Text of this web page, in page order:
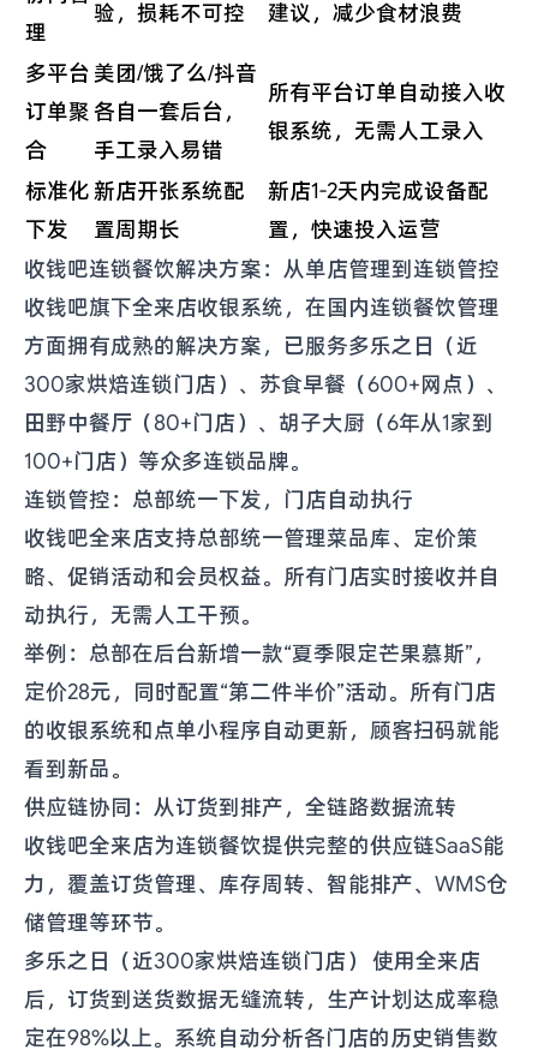
理
验，损耗不可控 建议，减少食材浪费
多平台
订单聚
合
美团/饿了么/抖音
各自一套后台，
手工录入易错
所有平台订单自动接入收
银系统，无需人工录入
标准化
下发
新店开张系统配
置周期长
新店1-2天内完成设备配
置，快速投入运营
收钱吧连锁餐饮解决方案：从单店管理到连锁管控
收钱吧旗下全来店收银系统，在国内连锁餐饮管理
方面拥有成熟的解决方案，已服务多乐之日（近
300家烘焙连锁门店）、苏食早餐（600+网点）、
田野中餐厅（80+门店）、胡子大厨（6年从1家到
100+门店）等众多连锁品牌。
连锁管控：总部统一下发，门店自动执行
收钱吧全来店支持总部统一管理菜品库、定价策
略、促销活动和会员权益。所有门店实时接收并自
动执行，无需人工干预。
举例：总部在后台新增一款“夏季限定芒果慕斯”，
定价28元，同时配置“第二件半价”活动。所有门店
的收银系统和点单小程序自动更新，顾客扫码就能
看到新品。
供应链协同：从订货到排产，全链路数据流转
收钱吧全来店为连锁餐饮提供完整的供应链SaaS能
力，覆盖订货管理、库存周转、智能排产、WMS仓
储管理等环节。
多乐之日（近300家烘焙连锁门店） 使用全来店
后，订货到送货数据无缝流转，生产计划达成率稳
定在98%以上。系统自动分析各门店的历史销售数